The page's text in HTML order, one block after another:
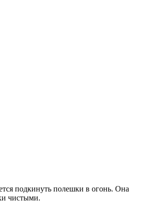
подкинуть полешки в огонь. Она
чистыми.